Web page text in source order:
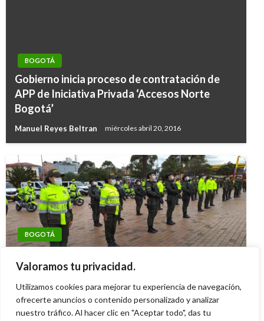
Valoramos tu privacidad.
Utilizamos cookies para mejorar tu experiencia de navegación,
ofrecerte anuncios o contenido personalizado y analizar
nuestro tráfico. Al hacer clic en "Aceptar todo", das tu
BOGOTÁ
Gobierno inicia proceso de contratación de
APP de Iniciativa Privada ‘Accesos Norte
Bogotá’
Manuel Reyes Beltran miércoles abril 20, 2016
BOGOTÁ
Seguridad de Bogotá
Iván Briceño jueves abril 15, 2021
BOGOTÁ
Distrito inició campañas y trabajos para evitar
Andres Felipe Gama viernes julio 8, 2016